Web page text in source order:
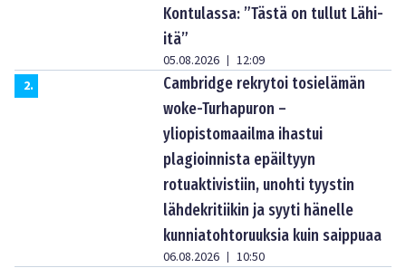
Kontulassa: ”Tästä on tullut Lähi-
itä”
05.08.2026 | 12:09
2.
Cambridge rekrytoi tosielämän
woke-Turhapuron –
yliopistomaailma ihastui
plagioinnista epäiltyyn
rotuaktivistiin, unohti tyystin
lähdekritiikin ja syyti hänelle
kunniatohtoruuksia kuin saippuaa
06.08.2026 | 10:50